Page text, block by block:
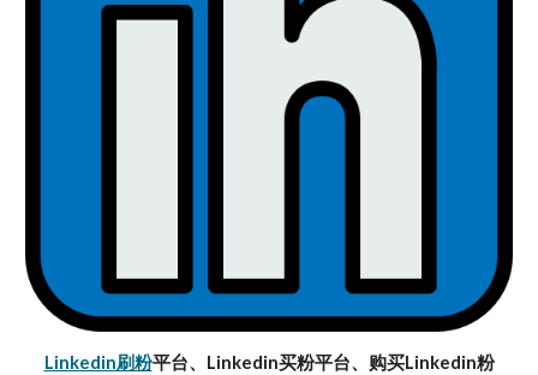
Linkedin刷粉平台、Linkedin买粉平台、购买Linkedin粉